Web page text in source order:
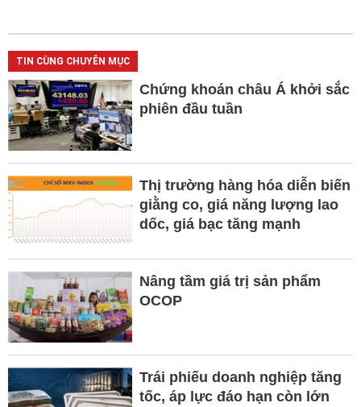
TIN CÙNG CHUYÊN MỤC
Chứng khoán châu Á khởi sắc
phiên đầu tuần
Thị trường hàng hóa diễn biến
giằng co, giá năng lượng lao
dốc, giá bạc tăng mạnh
Nâng tầm giá trị sản phẩm
OCOP
Trái phiếu doanh nghiệp tăng
tốc, áp lực đáo hạn còn lớn